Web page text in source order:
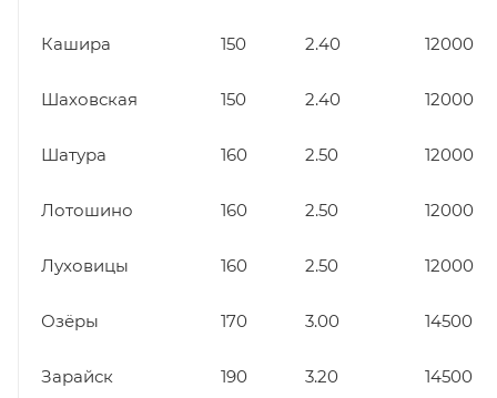
Кашира 150 2.40 12000
Шаховская 150 2.40 12000
Шатура 160 2.50 12000
Лотошино 160 2.50 12000
Луховицы 160 2.50 12000
Озёры 170 3.00 14500
Зарайск 190 3.20 14500